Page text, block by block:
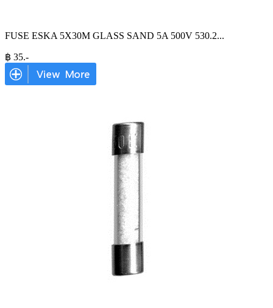
FUSE ESKA 5X30M GLASS SAND 5A 500V 530.2...
฿ 35.-